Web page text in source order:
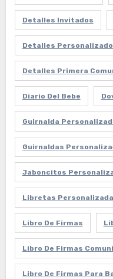
Detalles Invitados
Detalles
Detalles Primera
Diario Del Bebe
Guirnalda
Guirnaldas
Jaboncitos
Libretas
Libro De Firmas
Libro De Firmas
Libro De Firmas Para